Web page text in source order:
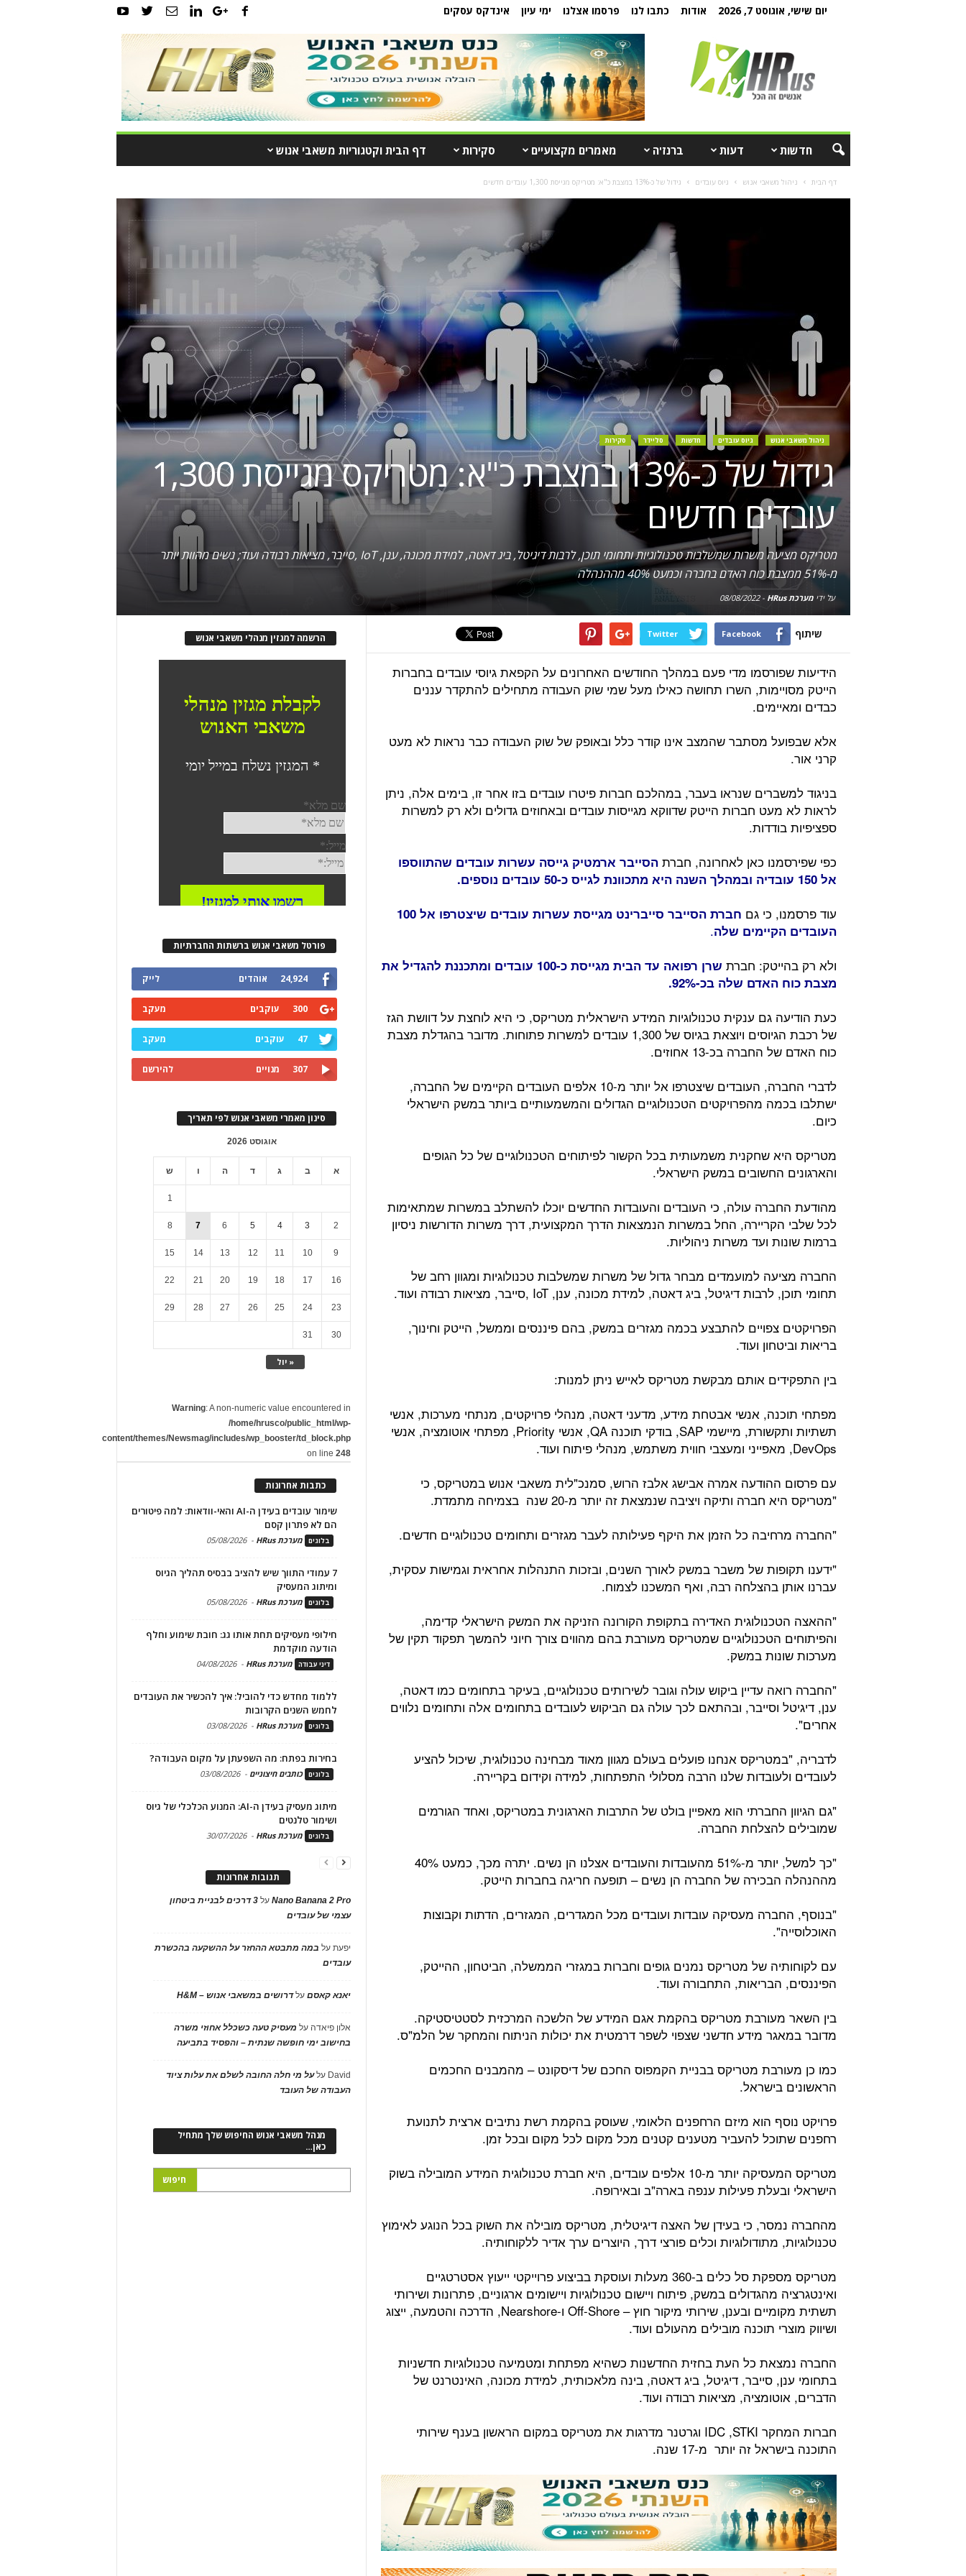
יום שישי, אוגוסט 7, 2026 אודות כתבו לנו פרסמו אצלנו ימי עיון אינדקס עסקים
חדשות דעות ברנז'ה מאמרים מקצועיים סקירות דף הבית וקטגוריות משאבי אנוש
דף הבית ניהול משאבי אנוש גיוס עובדים גידול של כ-13% במצבת כ"א: מטריקס מגייסת 1,300 עובדים חדשים
ניהול משאבי אנוש גיוס עובדים חדשות סליידר סקירות
גידול של כ-13% במצבת כ"א: מטריקס מגייסת 1,300
עובדים חדשים
מטריקס מציעה משרות שמשלבות טכנולוגיות ותחומי תוכן, לרבות דיגיטל, ביג דאטה, למידת מכונה, ענן, IoT ,סייבר, מציאות רבודה ועוד; נשים מהוות יותר
מ-51% ממצבת כוח האדם בחברה וכמעט 40% מההנהלה
על ידימערכת HRus -
08/08/2022
שיתוף Facebook
Twitter
הידיעות שפורסמו מדי פעם במהלך החודשים האחרונים על הקפאת גיוסי עובדים בחברות
הייטק מסויימות, השרו תחושה כאילו מעל שמי שוק העבודה מתחילים להתקדר עננים
כבדים ומאיימים.
אלא שבפועל מסתבר שהמצב אינו קודר כלל ובאופק של שוק העבודה כבר נראות לא מעט
קרני אור.
בניגוד למשברים שנראו בעבר, במהלכם חברות פיטרו עובדים בזו אחר זו, בימים אלה, ניתן
לראות לא מעט חברות הייטק שדווקא מגייסות עובדים ובאחוזים גדולים ולא רק למשרות
ספציפיות בודדות.
כפי שפירסמנו כאן לאחרונה, חברתהסייבר ארמטיק גייסה עשרות עובדים שהתווספו
אל 150 עובדיה ובמהלך השנה היא מתכוונת לגייס כ-50 עובדים נוספים.
עוד פרסמנו, כי גם
חברת הסייבר סייברינט מגייסת עשרות עובדים שיצטרפו אל 100
העובדים הקיימים שלה.
ולא רק בהייטק: חברת
שרן רפואה עד הבית מגייסת כ-100 עובדים ומתכננת להגדיל את
מצבת כוח האדם שלה בכ-92%.
כעת הודיעה גם ענקית טכנולוגיות המידע הישראלית מטריקס, כי היא לוחצת על דוושת הגז
של רכבת הגיוסים ויוצאת בגיוס של 1,300 עובדים למשרות פתוחות. מדובר בהגדלת מצבת
כוח האדם של החברה בכ-13 אחוזים.
לדברי החברה, העובדים שיצטרפו אל יותר מ-10 אלפים העובדים הקיימים של החברה,
ישתלבו בכמה מהפרויקטים הטכנולוגיים הגדולים והמשמעותיים ביותר במשק הישראלי
כיום.
מטריקס היא שחקנית משמעותית בכל הקשור לפיתוחים הטכנולוגיים של כל הגופים
והארגונים החשובים במשק הישראלי.
מהודעת החברה עולה, כי העובדים והעובדות החדשים יוכלו להשתלב במשרות שמתאימות
לכל שלבי הקריירה, החל במשרות הנמצאות הדרך המקצועית, דרך משרות הדורשות ניסיון
ברמות שונות ועד משרות ניהוליות.
החברה מציעה למועמדים מבחר גדול של משרות שמשלבות טכנולוגיות ומגוון רחב של
תחומי תוכן, לרבות דיגיטל, ביג דאטה, למידת מכונה, ענן, IoT ,סייבר, מציאות רבודה ועוד.
הפרויקטים צפויים להתבצע בכמה מגזרים במשק, בהם פיננסים וממשל, הייטק וחינוך,
בריאות וביטחון ועוד.
בין התפקידים אותם מבקשת מטריקס לאייש ניתן למנות:
מפתחי תוכנה, אנשי אבטחת מידע, מדעני דאטה, מנהלי פרויקטים, מנתחי מערכות, אנשי
תשתיות ותקשורת, מיישמי SAP, בודקי תוכנה QA, אנשי Priority, מפתחי אוטומציה, אנשי
DevOps, מאפייני ומעצבי חווית משתמש, מנהלי פיתוח ועוד.
עם פרסום ההודעה אמרה אבישג אלבז הרוש, סמנכ"לית משאבי אנוש במטריקס, כי
"מטריקס היא חברה ותיקה ויציבה שנמצאת זה יותר מ-20 שנה בצמיחה מתמדת.
"החברה מרחיבה כל הזמן את היקף פעילותה לעבר מגזרים ותחומים טכנולוגיים חדשים.
"ידענו תקופות של משבר במשק לאורך השנים, ובזכות התנהלות אחראית וגמישות עסקית,
עברנו אותן בהצלחה רבה, ואף המשכנו לצמוח.
"ההאצה הטכנולוגית האדירה בתקופת הקורונה הזניקה את המשק הישראלי קדימה,
והפיתוחים הטכנולוגיים שמטריקס מעורבת בהם מהווים צורך חיוני להמשך תפקוד תקין של
מערכות שונות במשק.
"החברה רואה עדיין ביקוש עולה וגובר לשירותים טכנולוגיים, בעיקר בתחומים כמו דאטה,
ענן, דיגיטל וסייבר, ובהתאם לכך עולה גם הביקוש לעובדים בתחומים אלה ותחומים נלווים
אחרים".
לדבריה, "במטריקס אנחנו פועלים בעולם מגוון מאוד מבחינה טכנולוגית, שיכול להציע
לעובדים ולעובדות שלנו הרבה מסלולי התפתחות, למידה וקידום בקריירה.
"גם הגיוון החברתי הוא מאפיין בולט של התרבות הארגונית במטריקס, ואחד הגורמים
שמובילים להצלחת החברה.
"כך למשל, יותר מ-51% מהעובדות והעובדים אצלנו הן נשים. יתרה מכך, כמעט 40%
מההנהלה הבכירה של החברה הן נשים – תופעה חריגה בחברות הייטק.
"בנוסף, החברה מעסיקה עובדות ועובדים מכל המגדרים, המגזרים, הדתות וקבוצות
האוכלוסייה".
עם לקוחותיה של מטריקס נמנים גופים וחברות במגזרי הממשלה, הביטחון, ההייטק,
הפיננסים, הבריאות, התחבורה ועוד.
בין השאר מעורבת מטריקס בהקמת אגם המידע של הלשכה המרכזית לסטטיסטיקה.
מדובר במאגר מידע חדשני שצפוי לשפר דרמטית את יכולות הניתוח והמחקר של הלמ"ס.
כמו כן מעורבת מטריקס בבניית הקמפוס החכם של דיסקונט – מהמבנים החכמים
הראשונים בישראל.
פרויקט נוסף הוא מיזם הרחפנים הלאומי, שעוסק בהקמת רשת נתיבים ארצית לתנועת
רחפנים שתוכל להעביר מטענים קטנים מכל מקום לכל מקום ובכל זמן.
מטריקס המעסיקה יותר מ-10 אלפים עובדים, היא חברת טכנולוגית המידע המובילה בשוק
הישראלי ובעלת פעילות ענפה בארה"ב ובאירופה.
מהחברה נמסר, כי בעידן של האצה דיגיטלית, מטריקס מובילה את השוק בכל הנוגע לאימוץ
טכנולוגיות, מתודולוגיות וכלים פורצי דרך, היוצרים ערך אדיר ללקוחותיה.
מטריקס מספקת סל כלים ב-360 מעלות ועוסקת בביצוע פרוייקטי ייעוץ אסטרטגיים
ואינטגרציה מהגדולים במשק, פיתוח ויישום טכנולוגיות ויישומים ארגוניים, פתרונות ושירותי
תשתית מקומיים ובענן, שירותי מיקור חוץ – Off-Shore ו-Nearshore, הדרכה והטמעה, ייצוג
ושיווק מוצרי תוכנה מובילים מהעולם ועוד.
החברה נמצאת כל העת בחזית החדשנות כשהיא מפתחת ומטמיעה טכנולוגיות חדשניות
בתחומי ענן, סייבר, דיגיטל, ביג דאטה, בינה מלאכותית, למידת מכונה, האינטרנט של
הדברים, אוטומציה, מציאות רבודה ועוד.
חברות המחקר IDC ,STKI וגרטנר מדרגות את מטריקס במקום הראשון בענף שירותי
התוכנה בישראל זה יותר מ-17 שנה.
הרשמה למגזין מנהלי משאבי אנוש
פורטל משאבי אנוש ברשתות החברתיות
24,924 אוהדים לייק
300 עוקבים מעקב
47 עוקבים מעקב
307 מנויים להירשם
סינון מאמרי משאבי אנוש לפי תאריך
אוגוסט 2026
א ב ג ד ה ו ש
« יול
1
2
3
4
5
6
7
8
9
10
11
12
13
14
15
16
17
18
19
20
21
22
23
24
25
26
27
28
29
30
31
Warning: A non-numeric value encountered in
/home/hrusco/public_html/wp-
content/themes/Newsmag/includes/wp_booster/td_block.php
on line248
כתבות אחרונות
שימור עובדים בעידן ה-AI והאי-וודאות: למה פיטורים
הם לא פתרון קסם
בלוגים מערכת HRus -
05/08/2026
7 עמודי התווך שיש להציב בבסיס תהליך הגיוס
ומיתוג המעסיק
בלוגים מערכת HRus -
05/08/2026
חילופי מעסיקים תחת אותו גג: חובת שימוע וחלף
הודעה מוקדמת
דיני עבודה מערכת HRus -
04/08/2026
ללמוד מחדש כדי להוביל: איך להכשיר את העובדים
לחמש השנים הקרובות
בלוגים מערכת HRus -
03/08/2026
בחירות בפתח: מה השפעתן על מקום העבודה?
בלוגים כותבים חיצוניים -
03/08/2026
מיתוג מעסיק בעידן ה-AI: המנוע הכלכלי של גיוס
ושימור טלנטים
בלוגים מערכת HRus -
30/07/2026
תגובות אחרונות
Nano Banana 2 Proעל
3 דרכים לבניית ביטחון
עצמי של עובדים
יפעתעל במה מתבטא ההחזר על ההשקעה בהכשרת
עובדים
יאנא קאסםעלדרושים במשאבי אנוש – H&M
אלון פיאדה על מעסיק טעה כשכלל אחוזי משרה
בחישוב ימי חופשה שנתית – והפסיד בתביעה
David עלעל מי חלה החובה לשלם את עלות ציוד
העבודה של העובד
מנהל משאבי אנוש החיפוש שלך מתחיל
כאן…